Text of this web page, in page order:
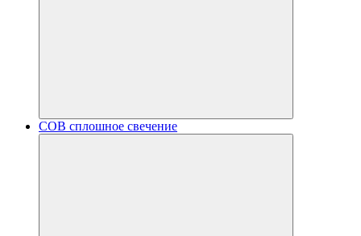
COB сплошное свечение